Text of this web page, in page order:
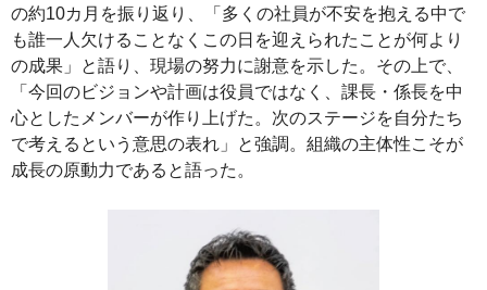
の約10カ月を振り返り、「多くの社員が不安を抱える中で
も誰一人欠けることなくこの日を迎えられたことが何より
の成果」と語り、現場の努力に謝意を示した。その上で、
「今回のビジョンや計画は役員ではなく、課長・係長を中
心としたメンバーが作り上げた。次のステージを自分たち
で考えるという意思の表れ」と強調。組織の主体性こそが
成長の原動力であると語った。